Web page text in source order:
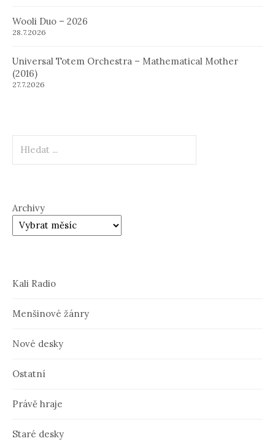
Wooli Duo – 2026
28.7.2026
Universal Totem Orchestra – Mathematical Mother
(2016)
27.7.2026
Archivy
Kali Radio
Menšinové žánry
Nové desky
Ostatní
Právě hraje
Staré desky